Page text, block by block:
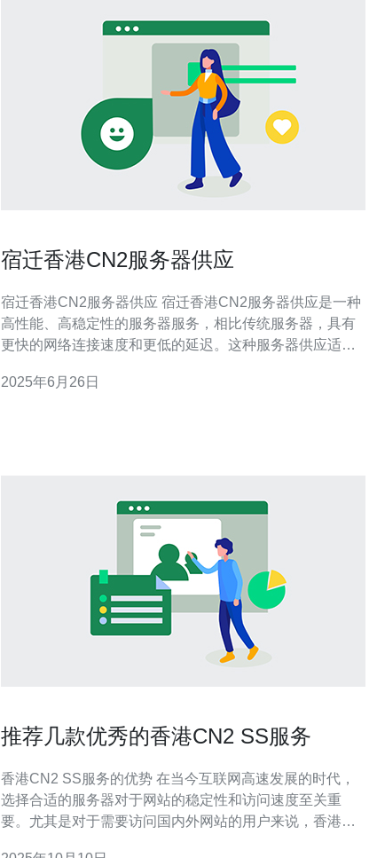
宿迁香港CN2服务器供应
宿迁香港CN2服务器供应 宿迁香港CN2服务器供应是一种
高性能、高稳定性的服务器服务，相比传统服务器，具有
更快的网络连接速度和更低的延迟。这种服务器供应适用
CN2服务器供应具有以下特点： 高性能：服务器配置高，
2025年6月26日
推荐几款优秀的香港CN2 SS服务
香港CN2 SS服务的优势 在当今互联网高速发展的时代，
选择合适的服务器对于网站的稳定性和访问速度至关重
要。尤其是对于需要访问国内外网站的用户来说，香港的